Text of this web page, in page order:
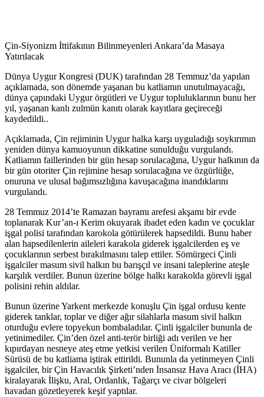
Çin-Siyonizm İttifakının Bilinmeyenleri Ankara’da Masaya
Yatırılacak
Dünya Uygur Kongresi (DUK) tarafından 28 Temmuz’da yapılan
açıklamada, son dönemde yaşanan bu katliamın unutulmayacağı,
dünya çapındaki Uygur örgütleri ve Uygur topluluklarının bunu her
yıl, yaşanan kanlı zulmün kanıtı olarak kayıtlara geçireceği
kaydedildi..
Açıklamada, Çin rejiminin Uygur halka karşı uyguladığı soykırımın
yeniden dünya kamuoyunun dikkatine sunulduğu vurgulandı.
Katliamın faillerinden bir gün hesap sorulacağına, Uygur halkının da
bir gün otoriter Çin rejimine hesap sorulacağına ve özgürlüğe,
onuruna ve ulusal bağımsızlığına kavuşacağına inandıklarını
vurgulandı.
28 Temmuz 2014’te Ramazan bayramı arefesi akşamı bir evde
toplanarak Kur’an-ı Kerim okuyarak ibadet eden kadın ve çocuklar
işgal polisi tarafından karokola götürülerek hapsedildi. Bunu haber
alan hapsedilenlerin aileleri karakola giderek işgalcilerden eş ve
çocuklarının serbest bırakılmasını talep ettiler. Sömürgeci Çinli
işgalciler masum sivil halkın bu barışçıl ve insani taleplerine ateşle
karşılık verdiler. Bunun üzerine bölge halkı karakolda görevli işgal
polisini rehin aldılar.
Bunun üzerine Yarkent merkezde konuşlu Çin işgal ordusu kente
giderek tanklar, toplar ve diğer ağır silahlarla masum sivil halkın
oturduğu evlere topyekun bombaladılar. Çinli işgalciler bununla de
yetinimediler. Çin’den özel anti-terör birliği adı verilen ve her
kıpırdayan nesneye ateş etme yetkisi verilen Üniformalı Katiller
Sürüsü de bu katliama iştirak ettirildi. Bununla da yetinmeyen Çinli
işgalciler, bir Çin Havacılık Şirketi’nden İnsansız Hava Aracı (İHA)
kiralayarak İlişku, Aral, Ordanlık, Tağarçı ve civar bölgeleri
havadan gözetleyerek keşif yaptılar.